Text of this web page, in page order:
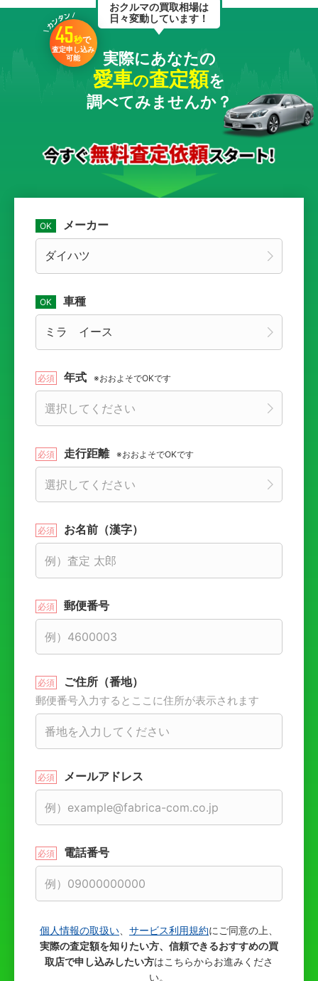
おクルマの買取相場は
日々変動しています！
45秒で
査定申し込み
可能
実際にあなたの
愛車の査定額を
調べてみませんか？
メーカー
車種
年式 ※おおよそでOKです
走行距離 ※おおよそでOKです
お名前（漢字）
郵便番号
ご住所（番地）
郵便番号入力するとここに住所が表示されます
メールアドレス
電話番号
個人情報の取扱い サービス利用規約にご同意の上、
実際の査定額を知りたい方、信頼できるおすすめの買
取店で申し込みしたい方はこちらからお進みくださ
い。